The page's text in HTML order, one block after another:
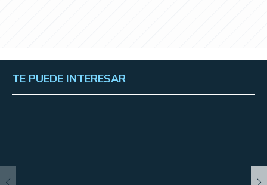
TE PUEDE INTERESAR